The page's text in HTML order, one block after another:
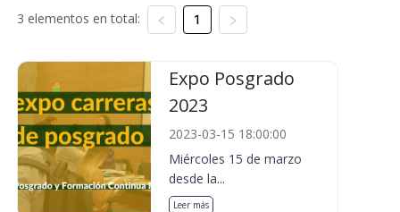
3 elementos en total: 1
Expo Posgrado
2023
2023-03-15 18:00:00
Miércoles 15 de marzo
desde la...
Leer más